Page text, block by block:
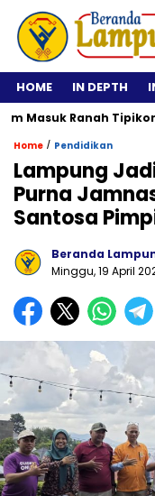
HOME IN DEPTH
Masuk Ranah Tipikor
Home / Pendidikan
Lampung
Purna
Santosa
Beranda
Minggu, 19 April